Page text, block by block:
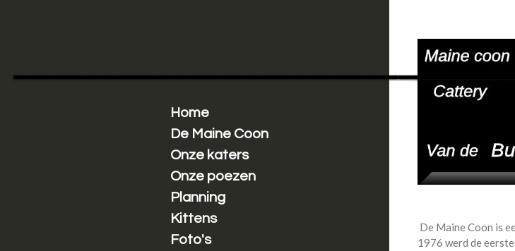
hoofdinhoud
De Maine Coon is
1976 werd de
_____________________________
Home
De Maine Coon
Onze katers
Onze poezen
Planning
Kittens
Foto's